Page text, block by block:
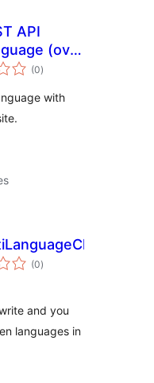
API
(over
(0totaal
waarderingen
)
with
(0totaal
waarderingen
)
and you
languages in